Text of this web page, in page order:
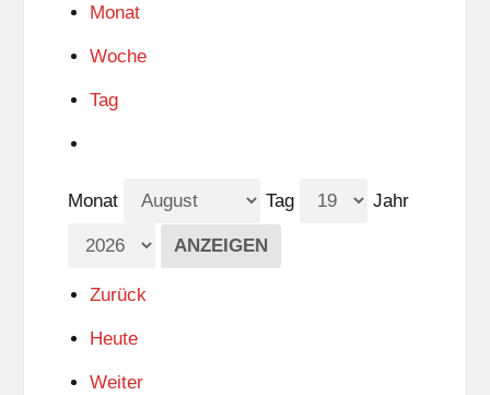
Monat
Woche
Tag
Monat Tag Jahr
Zurück
Heute
Weiter